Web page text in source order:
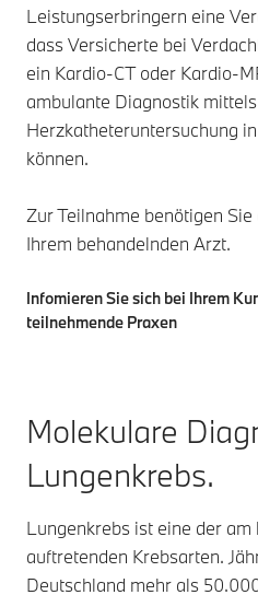
Leistungserbringern eine
dass Versicherte bei
ein Kardio-CT oder Kardio-
ambulante Diagnostik mittels
Herzkatheteruntersuchung
können.
Zur Teilnahme benötigen
Ihrem behandelnden Arzt.
Infomieren Sie sich bei Ihrem
teilnehmende Praxen
Molekulare
Lungenkrebs.
Lungenkrebs ist eine der am
auftretenden Krebsarten.
Deutschland mehr als